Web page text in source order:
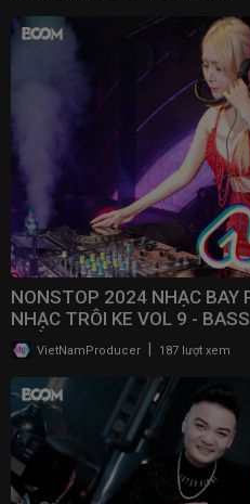
NONSTOP 2024 NHẠC BAY
NHẠC TRÔI KE VOL 9 -
PHÒNG BAY
VietNamProducer 187 lượt xem